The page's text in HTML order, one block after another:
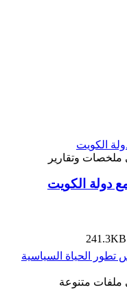
ملخصات وتقارير
دولة الكويت
241.3KB
ملفات متنوعة